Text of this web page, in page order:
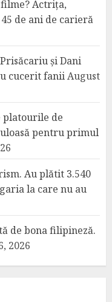
Actrița,
de ani de carieră
și Dani
cucerit faniiAugust
platourile de
pentru primul
Au plătit 3.540
la care nu au
de bona filipineză.
2026